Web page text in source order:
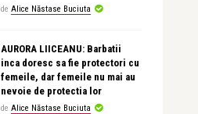
de Alice Năstase Buciuta
AURORA LIICEANU: Barbatii
inca doresc sa fie protectori cu
femeile, dar femeile nu mai au
nevoie de protectia lor
de Alice Năstase Buciuta